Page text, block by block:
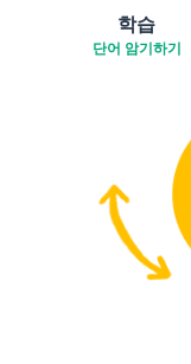
학습
단어 암기하기